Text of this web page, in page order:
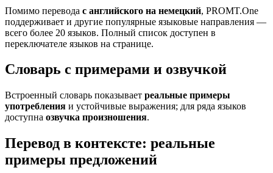
Помимо перевода с английского на немецкий, PROMT.One
поддерживает и другие популярные языковые направления —
всего более 20 языков. Полный список доступен в
переключателе языков на странице.
Словарь с примерами и озвучкой
Встроенный словарь показывает реальные примеры
употребления и устойчивые выражения; для ряда языков
доступна озвучка произношения.
Перевод в контексте: реальные
примеры предложений